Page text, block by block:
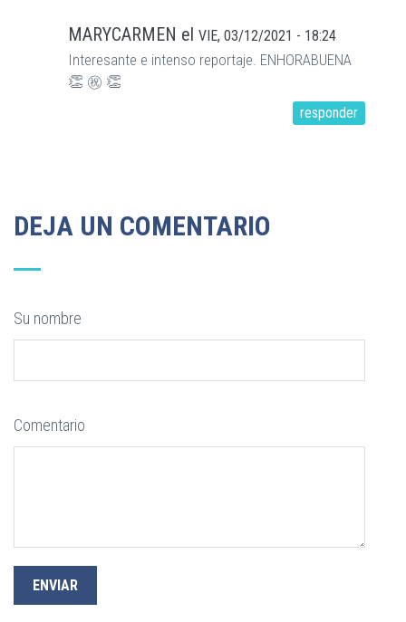
MARYCARMEN el VIE, 03/12/2021 - 18:24
Interesante e intenso reportaje. ENHORABUENA
👏 ㊗️ 👏
responder
DEJA UN COMENTARIO
Su nombre
Comentario